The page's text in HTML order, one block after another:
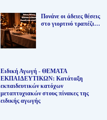
Πονάνε οι άδειες θέσεις
στο γιορτινό τραπέζι…
Ειδική Αγωγή - ΘΕΜΑΤΑ
ΕΚΠΑΙΔΕΥΤΙΚΩΝ: Κατάταξη
εκπαιδευτικών κατόχων
μεταπτυχιακών στους πίνακες της
ειδικής αγωγής